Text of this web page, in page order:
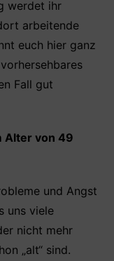
werdet ihr
arbeitende
euch hier ganz
Fall gut
Alter von 49
und Angst
uns viele
nicht mehr
„alt“ sind.